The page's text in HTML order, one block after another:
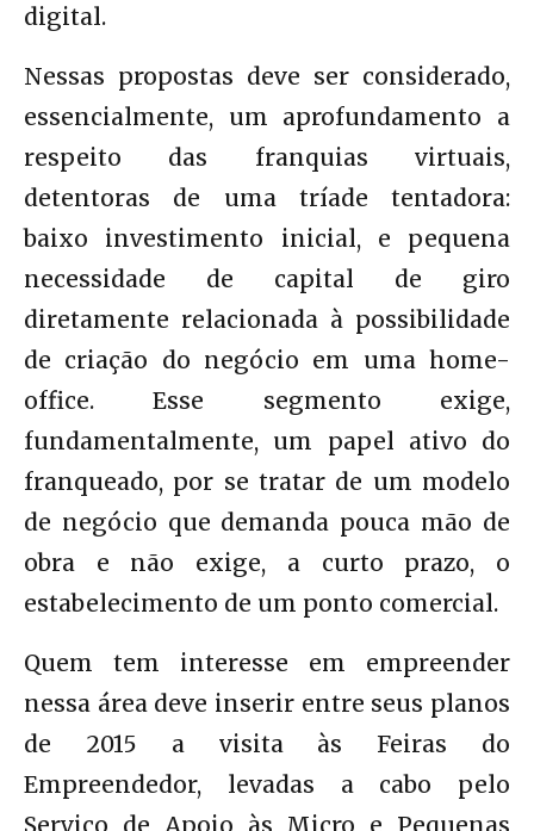
digital.
Nessas propostas deve ser considerado,
essencialmente, um aprofundamento a
respeito das franquias virtuais,
detentoras de uma tríade tentadora:
baixo investimento inicial, e pequena
necessidade de capital de giro
diretamente relacionada à possibilidade
de criação do negócio em uma home-
office. Esse segmento exige,
fundamentalmente, um papel ativo do
franqueado, por se tratar de um modelo
de negócio que demanda pouca mão de
obra e não exige, a curto prazo, o
estabelecimento de um ponto comercial.
Quem tem interesse em empreender
nessa área deve inserir entre seus planos
de 2015 a visita às Feiras do
Empreendedor, levadas a cabo pelo
Serviço de Apoio às Micro e Pequenas